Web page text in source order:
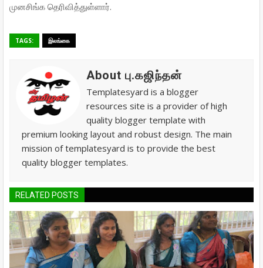
முனசிங்க தெரிவித்துள்ளார்.
TAGS: இலங்கை
About பு.கஜிந்தன்
Templatesyard is a blogger
resources site is a provider of high
quality blogger template with
premium looking layout and robust design. The main
mission of templatesyard is to provide the best
quality blogger templates.
RELATED POSTS